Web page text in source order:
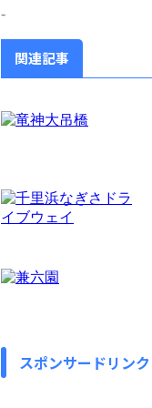
-
関連記事
スポンサードリンク